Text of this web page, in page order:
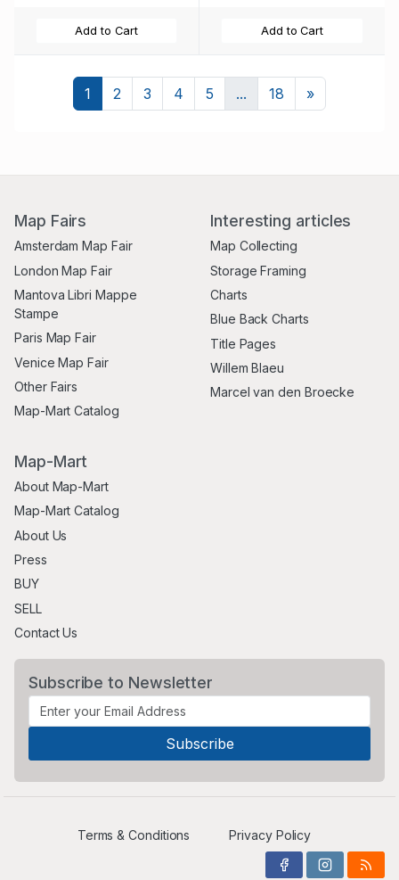
Add to Cart Add to Cart
1 2 3 4 5 ... 18 »Next
Map Fairs
Amsterdam Map Fair
London Map Fair
Mantova Libri Mappe
Stampe
Paris Map Fair
Venice Map Fair
Other Fairs
Map-Mart Catalog
Interesting articles
Map Collecting
Storage Framing
Charts
Blue Back Charts
Title Pages
Willem Blaeu
Marcel van den Broecke
Map-Mart
About Map-Mart
Map-Mart Catalog
About Us
Press
BUY
SELL
Contact Us
Subscribe to Newsletter
Terms & Conditions Privacy Policy